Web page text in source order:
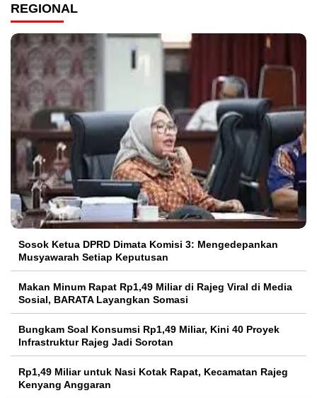
REGIONAL
Sosok Ketua DPRD Dimata Komisi 3: Mengedepankan
Musyawarah Setiap Keputusan
Makan Minum Rapat Rp1,49 Miliar di Rajeg Viral di Media
Sosial, BARATA Layangkan Somasi
Bungkam Soal Konsumsi Rp1,49 Miliar, Kini 40 Proyek
Infrastruktur Rajeg Jadi Sorotan
Rp1,49 Miliar untuk Nasi Kotak Rapat, Kecamatan Rajeg
Kenyang Anggaran